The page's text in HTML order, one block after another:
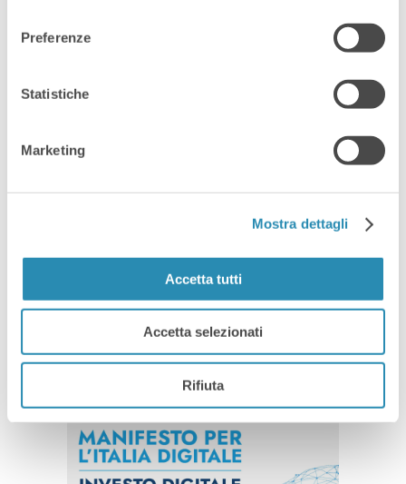
Preferenze
Statistiche
Marketing
Mostra dettagli
Accetta tutti
Accetta selezionati
Rifiuta
contenuti”, ma creare un’esperienza
in tempo reale.
Share: